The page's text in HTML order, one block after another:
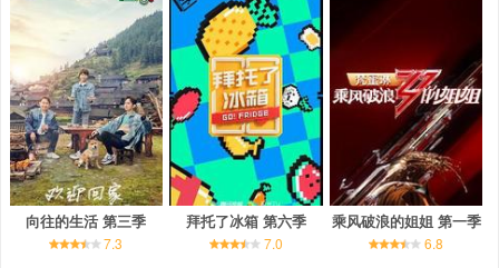
向往的生活 第三季
7.3
拜托了冰箱 第六季
7.0
乘风破浪的姐姐 第一季
6.8